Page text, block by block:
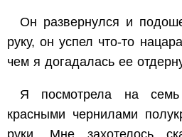
Он развернулся и
руку, он успел что-то
чем я догадалась ее
Я посмотрела на
красными чернилами